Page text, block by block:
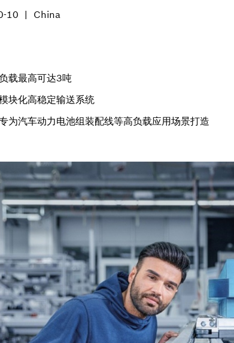
10 China
载最高可达3吨
块化高稳定输送系统
为汽车动力电池组装配线等高负载应用场景打造